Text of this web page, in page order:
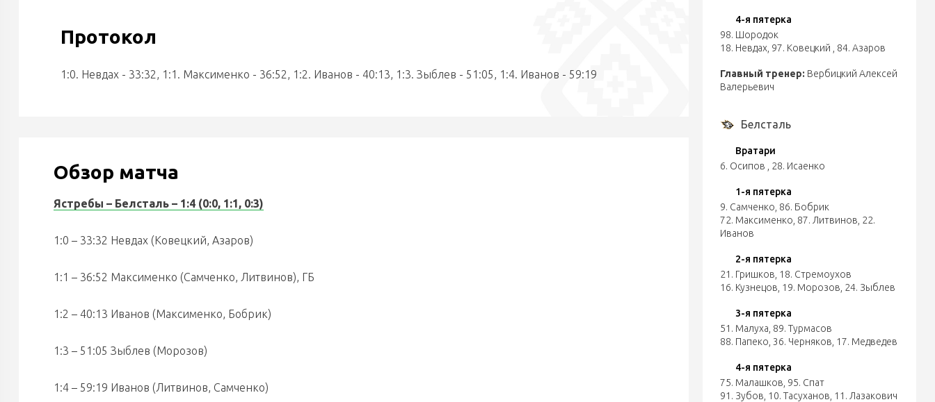
Протокол
1:0. Невдах - 33:32, 1:1. Максименко - 36:52, 1:2. Иванов - 40:13, 1:3. Зыблев - 51:05, 1:4. Иванов - 59:19
Обзор матча
Ястребы – Белсталь – 1:4 (0:0, 1:1, 0:3)
1:0 – 33:32 Невдах (Ковецкий, Азаров)
1:1 – 36:52 Максименко (Самченко, Литвинов), ГБ
1:2 – 40:13 Иванов (Максименко, Бобрик)
1:3 – 51:05 Зыблев (Морозов)
1:4 – 59:19 Иванов (Литвинов, Самченко)
4-я пятерка
98. Шородок
18. Невдах 97. Ковецкий 84. Азаров
Главный тренер: Вербицкий Алексей
Валерьевич
Белсталь
Вратари
6. Осипов
28. Исаенко
1-я пятерка
9. Самченко 86. Бобрик
72. Максименко 87. Литвинов 22.
Иванов
2-я пятерка
21. Гришков 18. Стремоухов
16. Кузнецов 19. Морозов 24. Зыблев
3-я пятерка
51. Малуха 89. Турмасов
88. Папеко 36. Черняков 17. Медведев
4-я пятерка
75. Малашков 95. Спат
91. Зубов 10. Тасуханов 11. Лазакович